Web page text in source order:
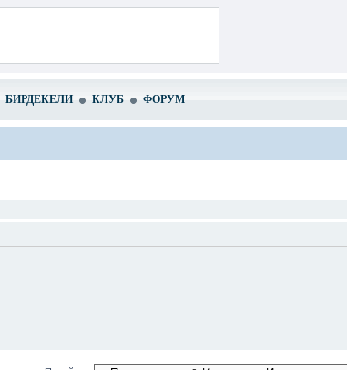
БИРДЕКЕЛИ КЛУБ ФОРУМ